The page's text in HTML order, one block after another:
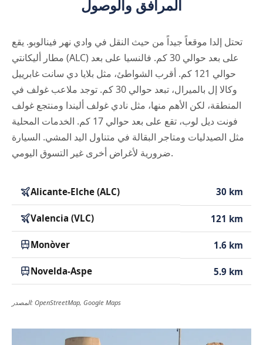
المرافق والوصول
تحتل إلدا موقعاً جيداً من حيث النقل في وادي نهر فينالوبو. يقع
مطار أليكانتي (ALC) على بعد حوالي 30 كم. فالنسيا على بعد
حوالي 121 كم. أقرب الشواطئ، مثل بلايا دي سانت غابرييل
وكالا إل بالميرال، تبعد حوالي 30 كم. توجد ملاعب غولف في
المنطقة، لكن الأهم منها، مثل نادي غولف أليندا ومنتجع غولف
فونت ديل لوب، تقع على بعد حوالي 17 كم. الخدمات المحلية
مثل الصيدليات ومتاجر البقالة في متناول اليد المشي. السيارة
ضرورية لأغراض أخرى غير التسوق اليومي.
Alicante-Elche (ALC) 30 km
Valencia (VLC) 121 km
Monòver 1.6 km
Novelda-Aspe 5.9 km
المصدر: OpenStreetMap, Google Maps